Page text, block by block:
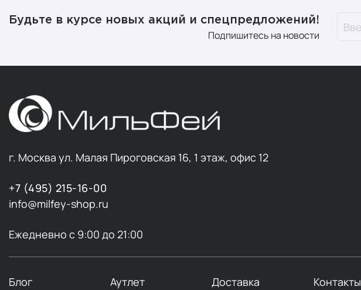
Будьте в курсе новых акций и спецпредложений!
Подпишитесь на новости
г. Москва ул. Малая Пироговская 16, 1 этаж, офис 12
+7 (495) 215-16-00
info@milfey-shop.ru
Ежедневно с 9:00 до 21:00
Блог Аутлет Доставка Контакты